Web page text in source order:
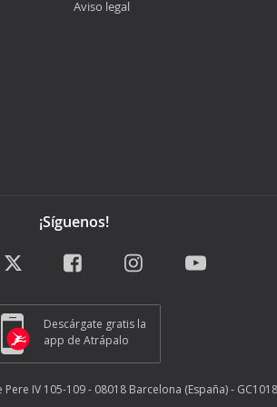
Aviso legal
¡Síguenos!
Descárgate gratis la
app de Atrápalo
Pere IV 105-109 - 08018 Barcelona (España) - GC1018